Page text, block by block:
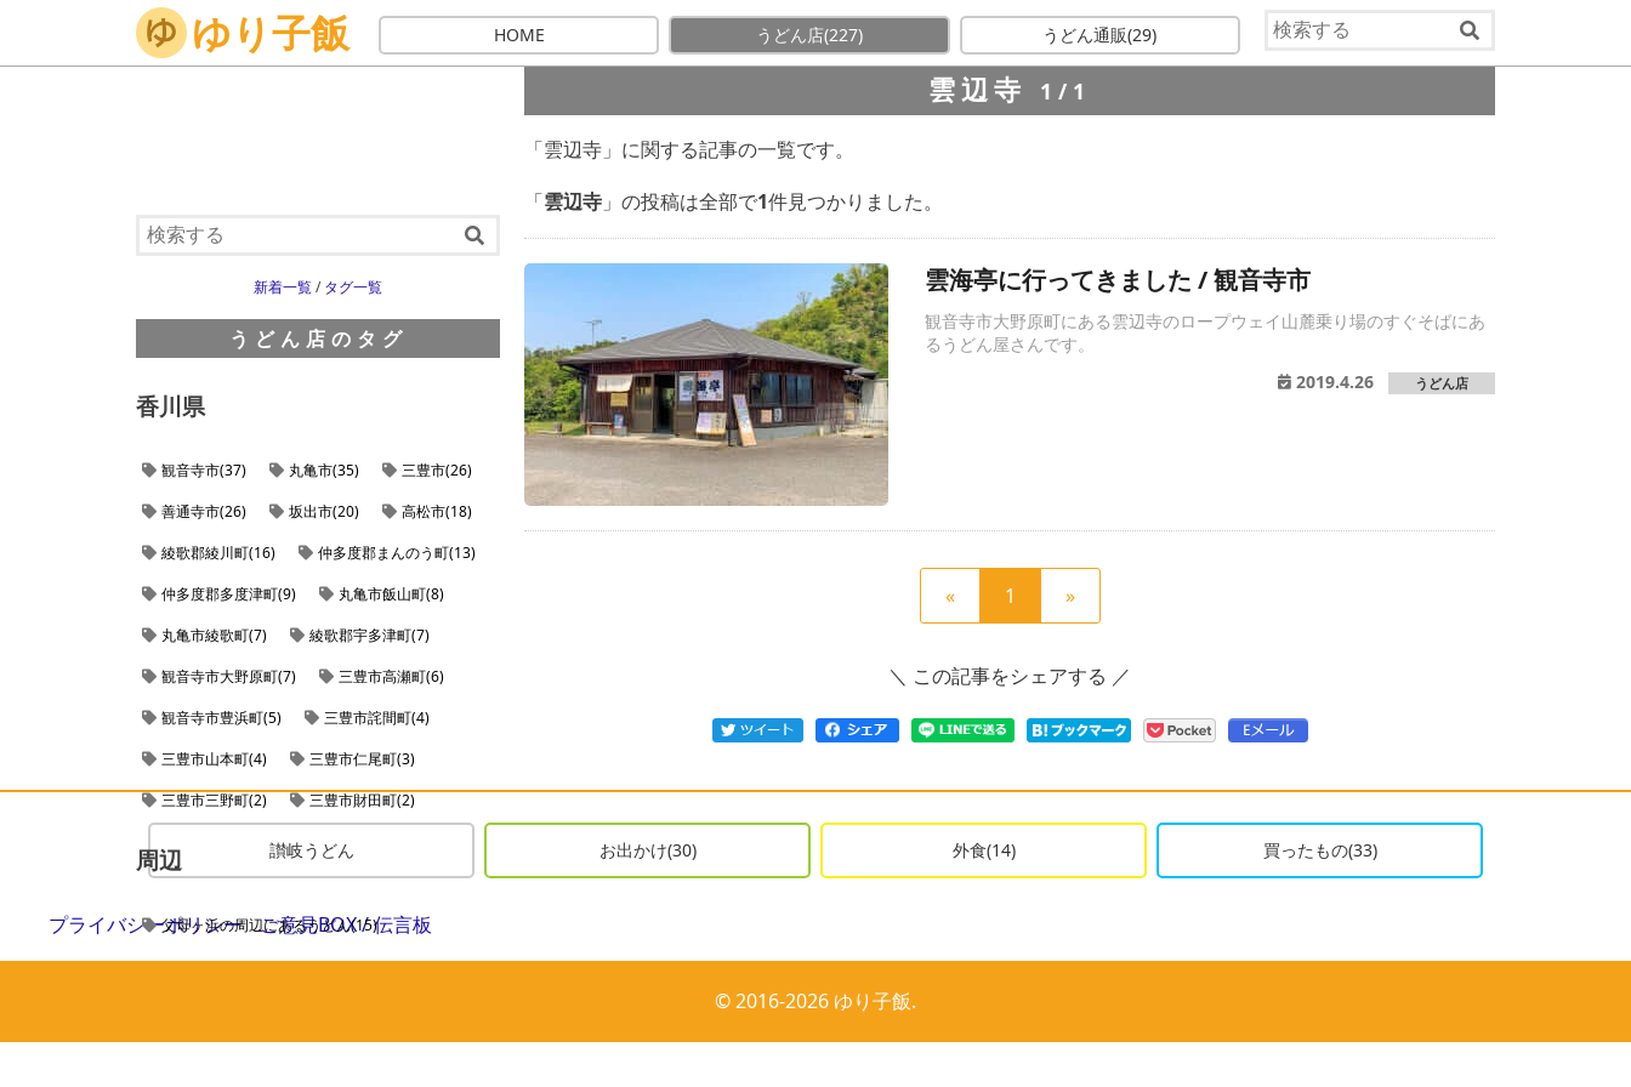
ゆり子飯 HOME うどん店(227) うどん通販(29)
ホーム 讃岐うどん うどん店 雲辺寺
雲辺寺 1/1
「雲辺寺」に関する記事の一覧です。
「雲辺寺 」の投稿は全部で1件見つかりました。
雲海亭に行ってきました / 観音寺市
観音寺市大野原町にある雲辺寺のロープウェイ山麓乗り場のすぐそばにあ
るうどん屋さんです。
2019.4.26
うどん店
«前
の
ー
へ
1
在
ペ
ジ
»次
の
ー
へ
＼ この記事をシェアする ／
新着一覧/タグ一覧
うどん店のタグ
香川県
観音寺市(37) 丸亀市(35)
三豊市(26)
善通寺市(26)
坂出市(20)
高松市(18)
綾歌郡綾川町(16)
仲多度郡まんのう町(13)
仲多度郡多度津町(9)
丸亀市飯山町(8)
丸亀市綾歌町(7)
綾歌郡宇多津町(7)
観音寺市大野原町(7)
三豊市高瀬町(6)
観音寺市豊浜町(5)
三豊市詫間町(4)
三豊市山本町(4)
三豊市仁尾町(3)
三豊市三野町(2)
三豊市財田町(2)
周辺
父母ヶ浜の周辺にあるうどん(15)
高屋神社の周辺にあるうどん(12)
銭形砂絵「寛永通宝」の周辺にあるうどん(11)
讃岐うどん お出かけ(30) 外食(14) 買ったもの(33)
プライバシーポリシー ご意見BOX / 伝言板
© 2016-2026 ゆり子飯.